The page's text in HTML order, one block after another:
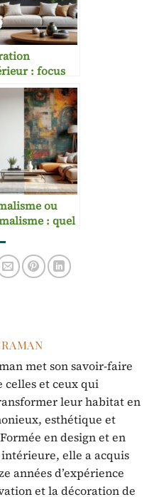
: focus
matériaux
ou
: quel
met son savoir-faire
celles et ceux qui
leur habitat en
esthétique et
en design et en
elle a acquis
années d’expérience
et la décoration de